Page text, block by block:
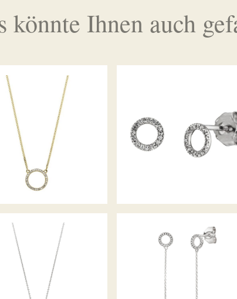
könnte Ihnen auch
DIAMANTANCOLLIER
DIAMANTOHRSTECKER
DIAMANTANHÄNGER PALIDO